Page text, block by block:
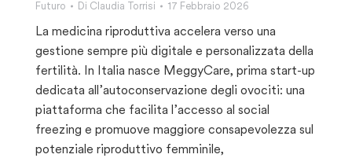
Futuro Di Claudia Torrisi 17 Febbraio 2026
La medicina riproduttiva accelera verso una
gestione sempre più digitale e personalizzata della
fertilità. In Italia nasce MeggyCare, prima start-up
dedicata all’autoconservazione degli ovociti: una
piattaforma che facilita l’accesso al social
freezing e promuove maggiore consapevolezza sul
potenziale riproduttivo femminile,